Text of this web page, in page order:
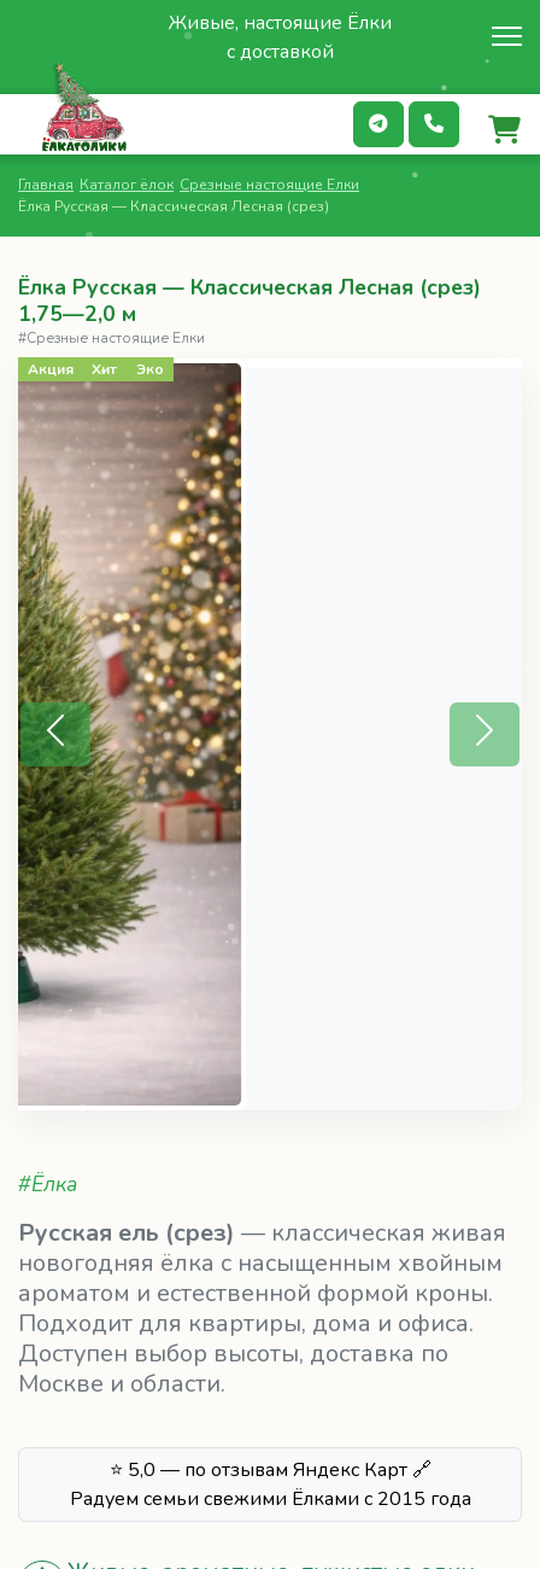
Живые, настоящие Ёлки
с доставкой
Главная Каталог ёлок Срезные настоящие Елки
Ёлка Русская — Классическая Лесная (срез)
Ёлка Русская — Классическая Лесная (срез)
1,75—2,0 м
#Срезные настоящие Елки
Акция
Хит Эко
Русская ель (срез)— классическая живая
ароматом и естественной формой кроны.
Подходит для квартиры, дома и офиса.
Доступен выбор высоты, доставка по
Москве и области.
⭐ 5,0 — по отзывам Яндекс Карт 🔗
Радуем семьи свежими Ёлками с 2015 года
Живые, ароматные, пушистые елки.
Проверяем качество.
Не осыпается при правильном уходе.